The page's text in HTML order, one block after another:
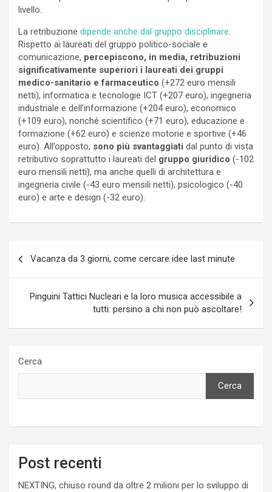
livello.
La retribuzione dipende anche dal gruppo disciplinare.
Rispetto ai laureati del gruppo politico-sociale e
comunicazione, percepiscono, in media, retribuzioni
significativamente superiori i laureati dei gruppi
medico-sanitario e farmaceutico (+272 euro mensili
netti), informatica e tecnologie ICT (+207 euro), ingegneria
industriale e dell’informazione (+204 euro), economico
(+109 euro), nonché scientifico (+71 euro), educazione e
formazione (+62 euro) e scienze motorie e sportive (+46
euro). All’opposto, sono più svantaggiati dal punto di vista
retributivo soprattutto i laureati del gruppo giuridico (-102
euro mensili netti), ma anche quelli di architettura e
ingegneria civile (-43 euro mensili netti), psicologico (-40
euro) e arte e design (-32 euro).
Vacanza da 3 giorni, come cercare idee last minute
Pinguini Tattici Nucleari e la loro musica accessibile a
tutti: persino a chi non può ascoltare!
Cerca
Cerca
Post recenti
NEXTING, chiuso round da oltre 2 milioni per lo sviluppo di